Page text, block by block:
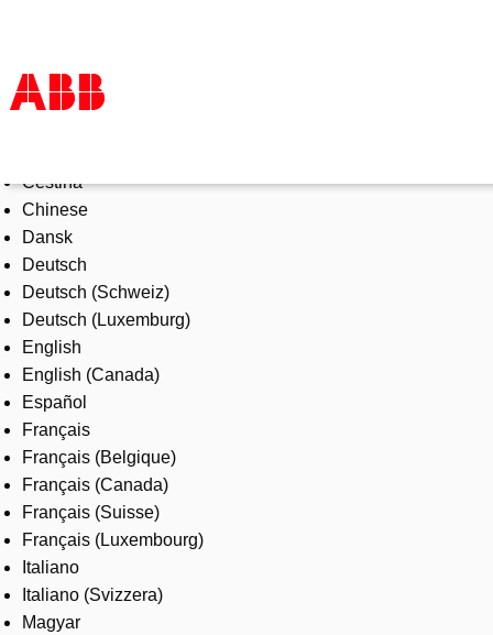
Products & Solutions
Industries
Services
About us
Where to buy
Contact us
Careers
Čeština
Chinese
Dansk
Deutsch
Deutsch (Schweiz)
Deutsch (Luxemburg)
English
English (Canada)
Español
Français
Français (Belgique)
Français (Canada)
Français (Suisse)
Français (Luxembourg)
Italiano
Italiano (Svizzera)
Magyar